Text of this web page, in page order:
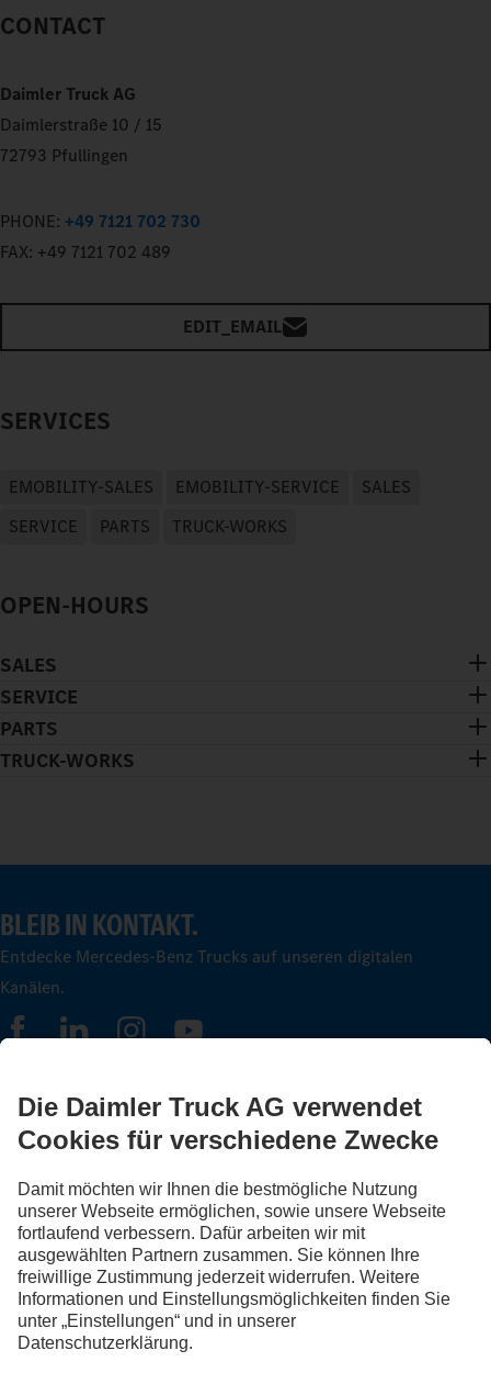
CONTACT
Daimler Truck AG
Daimlerstraße 10 / 15
72793 Pfullingen
PHONE: +49 7121 702 730
FAX: +49 7121 702 489
EDIT_EMAIL
SERVICES
EMOBILITY-SALES EMOBILITY-SERVICE
SALES
SERVICE
PARTS TRUCK-WORKS
OPEN-HOURS
SALES
SERVICE
PARTS
TRUCK-WORKS
BLEIB IN KONTAKT.
Entdecke Mercedes-Benz Trucks auf unseren digitalen
Kanälen.
FOLLOW THE ROADSTARS.
Tausche jetzt Erfahrungen mit anderen Truckerinnen und
Truckern aus.
Steig ein